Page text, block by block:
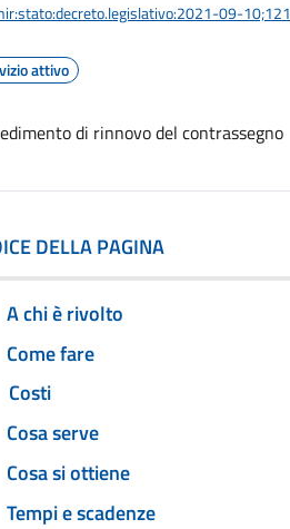
09-10;121
attivo
di rinnovo del contrassegno
DELLA PAGINA
A chi è rivolto
Come fare
Costi
Cosa serve
Cosa si ottiene
Tempi e scadenze